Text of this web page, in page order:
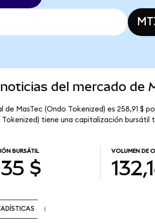
del mercado de
de MasTec (Ondo Tokenized) es 258,91 $
Tokenized) tiene una capitalización bursátil
BURSÁTIL
$
VOLUMEN DE